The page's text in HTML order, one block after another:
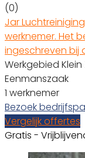
(0)
Jar
werknemer. Het
ingeschreven bij
Werkgebied
Eenmanszaak
1 werknemer
Bezoek
Vergelijk offertes
Gratis -